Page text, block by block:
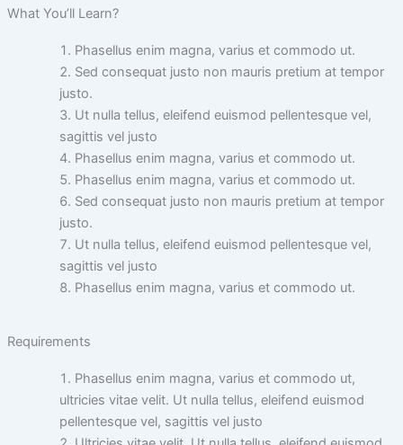
What You’ll Learn?
Phasellus enim magna, varius et commodo ut.
Sed consequat justo non mauris pretium at tempor
justo.
Ut nulla tellus, eleifend euismod pellentesque vel,
sagittis vel justo
Phasellus enim magna, varius et commodo ut.
Phasellus enim magna, varius et commodo ut.
Sed consequat justo non mauris pretium at tempor
justo.
Ut nulla tellus, eleifend euismod pellentesque vel,
sagittis vel justo
Phasellus enim magna, varius et commodo ut.
Requirements
Phasellus enim magna, varius et commodo ut,
ultricies vitae velit. Ut nulla tellus, eleifend euismod
pellentesque vel, sagittis vel justo